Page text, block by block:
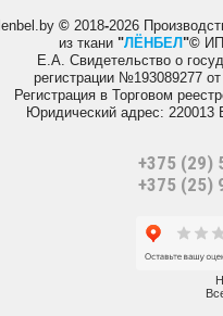
lenbel.by © 2018-2026
из ткани "ЛЁНБЕЛ"©
Е.А. Свидетельство о
регистрации №193089277 от
Регистрация в Торговом
Юридический адрес: 220013
+375 (29)
+375 (25)